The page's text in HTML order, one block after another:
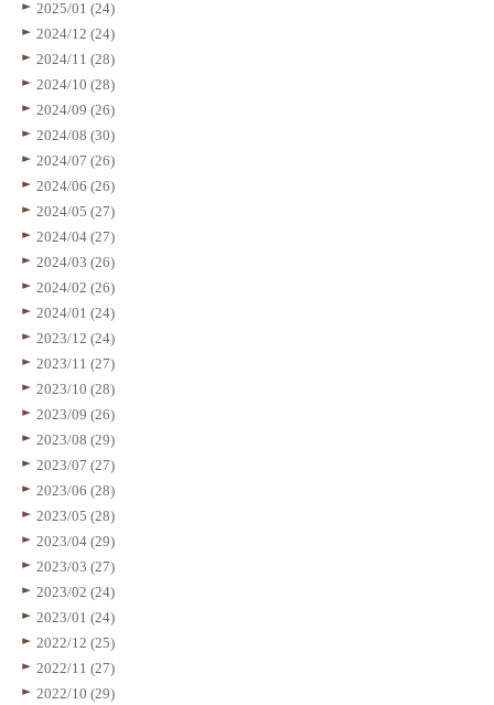
2025/01 (24)
2024/12 (24)
2024/11 (28)
2024/10 (28)
2024/09 (26)
2024/08 (30)
2024/07 (26)
2024/06 (26)
2024/05 (27)
2024/04 (27)
2024/03 (26)
2024/02 (26)
2024/01 (24)
2023/12 (24)
2023/11 (27)
2023/10 (28)
2023/09 (26)
2023/08 (29)
2023/07 (27)
2023/06 (28)
2023/05 (28)
2023/04 (29)
2023/03 (27)
2023/02 (24)
2023/01 (24)
2022/12 (25)
2022/11 (27)
2022/10 (29)